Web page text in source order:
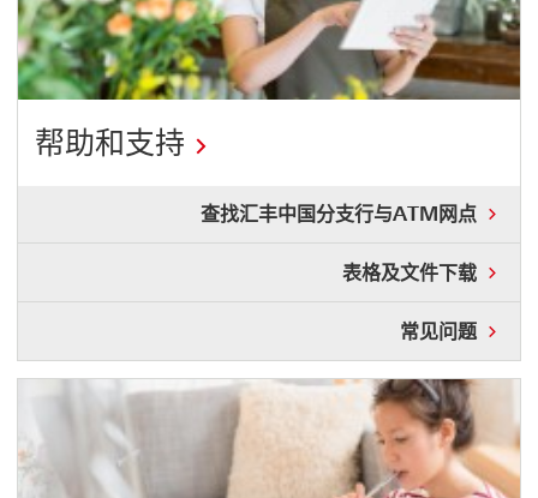
帮助和支持
查找汇丰中国分支行与ATM网点
支
与
网
点
表格及文件下载
件
下
开
启
新
常见问题
问
开
启
新
窗